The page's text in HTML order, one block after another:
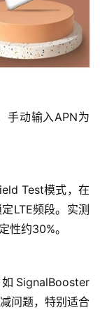
手动输入APN为
Test模式，在
LTE频段。实测
性约30%。
SignalBooster
问题，特别适合